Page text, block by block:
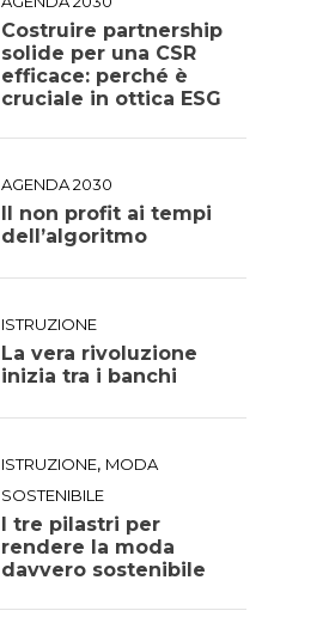
Costruire partnership
solide per una CSR
efficace: perché è
cruciale in ottica ESG
AGENDA 2030
Il non profit ai tempi
dell’algoritmo
ISTRUZIONE
La vera rivoluzione
inizia tra i banchi
ISTRUZIONE, MODA
SOSTENIBILE
I tre pilastri per
rendere la moda
davvero sostenibile